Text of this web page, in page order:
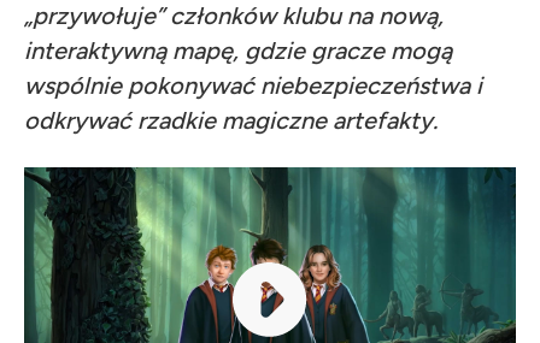
„przywołuje” członków klubu na nową,
interaktywną mapę, gdzie gracze mogą
wspólnie pokonywać niebezpieczeństwa i
odkrywać rzadkie magiczne artefakty.